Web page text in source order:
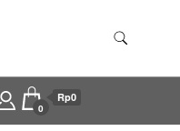
0
Rp0